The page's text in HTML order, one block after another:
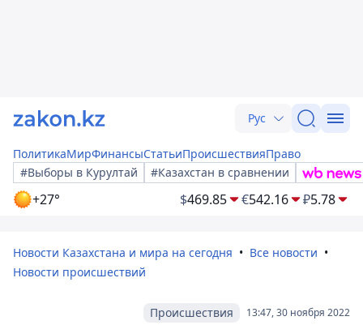
Рус
ПолитикаМирФинансыСтатьиПроисшествияПраво
#Выборы в Курултай
#Казахстан в сравнении
+27° $469.85 €542.16 ₽5.78
Новости Казахстана и мира на сегодня
Все новости
Новости происшествий
13:47, 30 ноября 2022
Происшествия